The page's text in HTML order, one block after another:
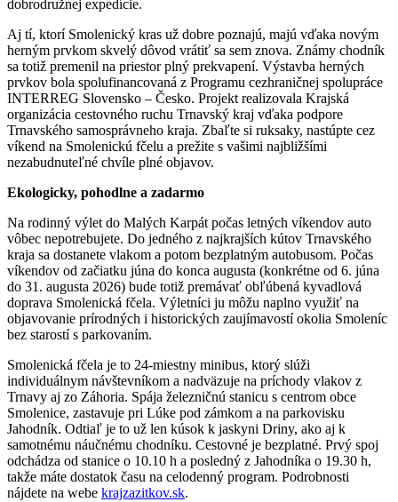
dobrodružnej expedície.
Aj tí, ktorí Smolenický kras už dobre poznajú, majú vďaka novým
herným prvkom skvelý dôvod vrátiť sa sem znova. Známy chodník
sa totiž premenil na priestor plný prekvapení. Výstavba herných
prvkov bola spolufinancovaná z Programu cezhraničnej spolupráce
INTERREG Slovensko – Česko. Projekt realizovala Krajská
organizácia cestovného ruchu Trnavský kraj vďaka podpore
Trnavského samosprávneho kraja. Zbaľte si ruksaky, nastúpte cez
víkend na Smolenickú fčelu a prežite s vašimi najbližšími
nezabudnuteľné chvíle plné objavov.
Ekologicky, pohodlne a zadarmo
Na rodinný výlet do Malých Karpát počas letných víkendov auto
vôbec nepotrebujete. Do jedného z najkrajších kútov Trnavského
kraja sa dostanete vlakom a potom bezplatným autobusom. Počas
víkendov od začiatku júna do konca augusta (konkrétne od 6. júna
do 31. augusta 2026) bude totiž premávať obľúbená kyvadlová
doprava Smolenická fčela. Výletníci ju môžu naplno využiť na
objavovanie prírodných i historických zaujímavostí okolia Smoleníc
bez starostí s parkovaním.
Smolenická fčela je to 24-miestny minibus, ktorý slúži
individuálnym návštevníkom a nadväzuje na príchody vlakov z
Trnavy aj zo Záhoria. Spája železničnú stanicu s centrom obce
Smolenice, zastavuje pri Lúke pod zámkom a na parkovisku
Jahodník. Odtiaľ je to už len kúsok k jaskyni Driny, ako aj k
samotnému náučnému chodníku. Cestovné je bezplatné. Prvý spoj
odchádza od stanice o 10.10 h a posledný z Jahodníka o 19.30 h,
takže máte dostatok času na celodenný program. Podrobnosti
nájdete na webe krajzazitkov.sk.